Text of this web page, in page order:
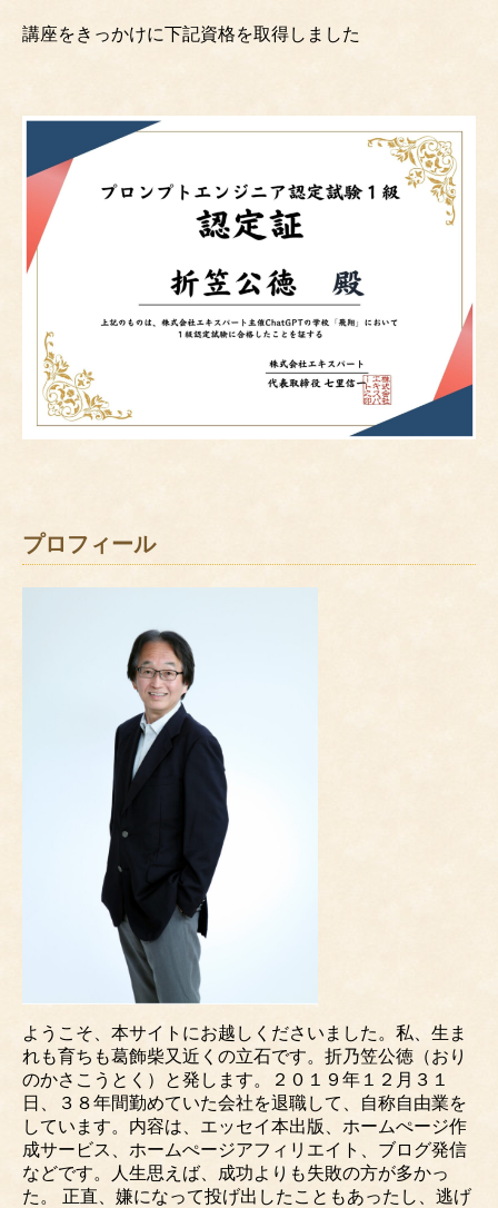
講座をきっかけに下記資格を取得しました
プロフィール
ようこそ、本サイトにお越しくださいました。私、生ま
れも育ちも葛飾柴又近くの立石です。折乃笠公徳（おり
のかさこうとく）と発します。２０１９年１２月３１
日、３８年間勤めていた会社を退職して、自称自由業を
しています。内容は、エッセイ本出版、ホームぺージ作
成サービス、ホームぺージアフィリエイト、ブログ発信
などです。人生思えば、成功よりも失敗の方が多かっ
た。 正直、嫌になって投げ出したこともあったし、逃げ